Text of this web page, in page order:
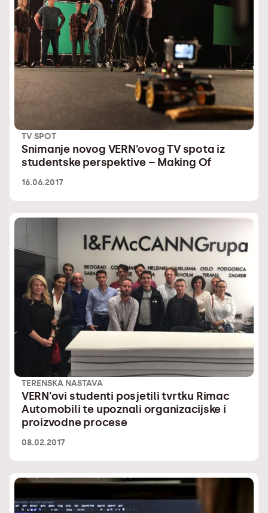
TV SPOT
Snimanje novog VERN’ovog TV spota iz
studentske perspektive – Making Of
16.06.2017
TERENSKA NASTAVA
VERN’ovi studenti posjetili tvrtku Rimac
Automobili te upoznali organizacijske i
proizvodne procese
08.02.2017